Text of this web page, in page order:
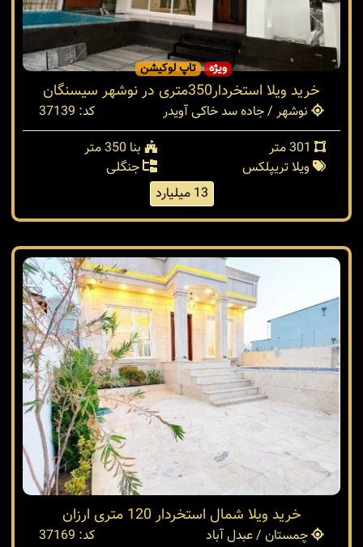
ویژه تاپ لوکیشن
خرید ویلا استخردار350متری در نوشهر سیسنگان
نوشهر / جاده سد خاکی آویدر
کد: 37139
بنا 350 متر
ویلا تریپلکس
جنگلی
13 میلیارد
خرید ویلا شمال استخردار 120 متری ارزان
چمستان / عبدل آباد
کد: 37169